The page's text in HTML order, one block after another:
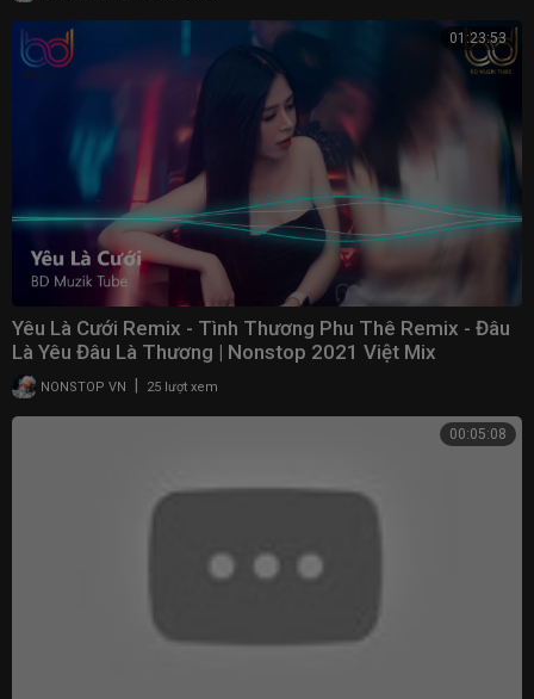
01:23:53
Yêu Là Cưới Remix - Tình Thương Phu Thê Remix - Đâu
Là Yêu Đâu Là Thương | Nonstop 2021 Việt Mix
NONSTOP VN 25 lượt xem
00:05:08